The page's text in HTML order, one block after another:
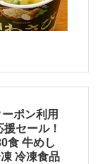
ポン利用
セール！
食 牛めし
冷凍食品